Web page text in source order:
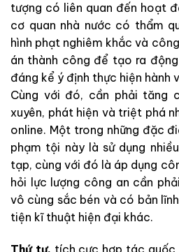
tượng có liên quan đến hoạt
cơ quan nhà nước có thẩm
hình phạt nghiêm khắc và
án thành công để tạo ra
đáng kể ý định thực hiện hành
Cùng với đó, cần phải tăng
xuyên, phát hiện và triệt phá
online. Một trong những đặc
phạm tội này là sử dụng
tạp, cùng với đó là áp dụng
hỏi lực lượng công an cần
vô cùng sắc bén và có bản
tiện kĩ thuật hiện đại khác.